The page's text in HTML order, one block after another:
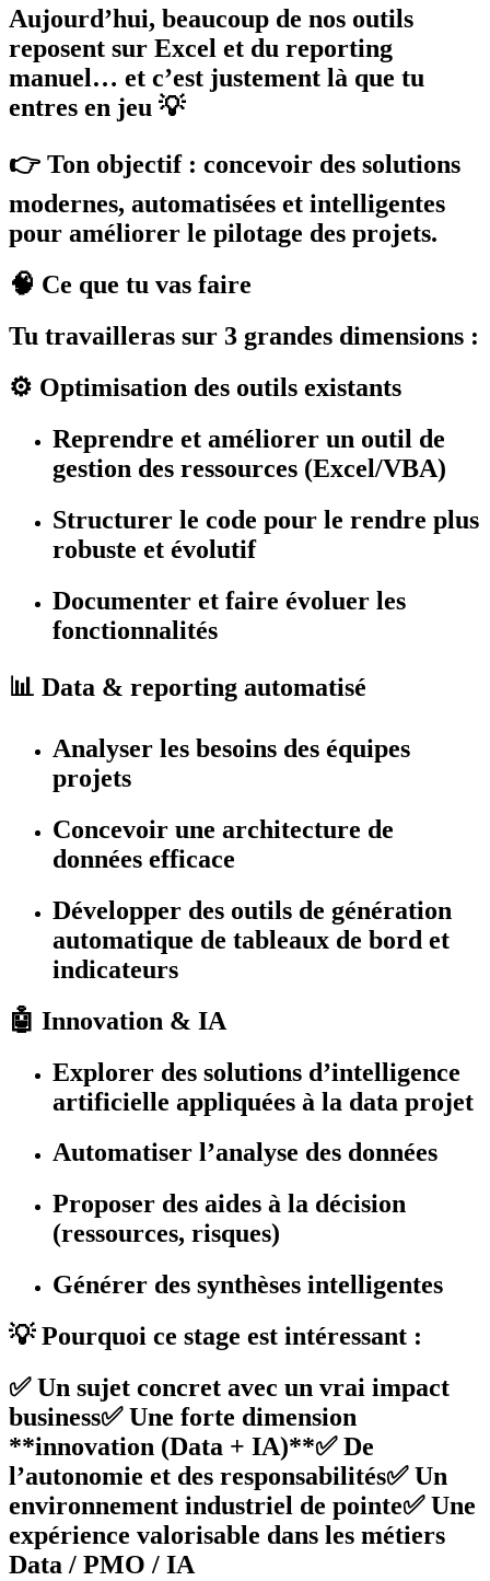
Aujourd’hui, beaucoup de nos outils
reposent sur Excel et du reporting
manuel… et c’est justement là que tu
entres en jeu 💡
👉 Ton objectif : concevoir des solutions
modernes, automatisées et intelligentes
pour améliorer le pilotage des projets.
🧠 Ce que tu vas faire
Tu travailleras sur 3 grandes dimensions :
⚙️ Optimisation des outils existants
Reprendre et améliorer un outil de
gestion des ressources (Excel/VBA)
Structurer le code pour le rendre plus
robuste et évolutif
Documenter et faire évoluer les
fonctionnalités
📊 Data & reporting automatisé
Analyser les besoins des équipes
projets
Concevoir une architecture de
données efficace
Développer des outils de génération
automatique de tableaux de bord et
indicateurs
🤖 Innovation & IA
Explorer des solutions d’intelligence
artificielle appliquées à la data projet
Automatiser l’analyse des données
Proposer des aides à la décision
(ressources, risques)
Générer des synthèses intelligentes
💡 Pourquoi ce stage est intéressant :
✅ Un sujet concret avec un vrai impact
business✅ Une forte dimension
**innovation (Data + IA)**✅ De
l’autonomie et des responsabilités✅ Un
environnement industriel de pointe✅ Une
expérience valorisable dans les métiers
Data / PMO / IA